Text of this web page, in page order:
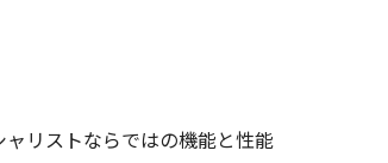
ャリストならではの機能と性能